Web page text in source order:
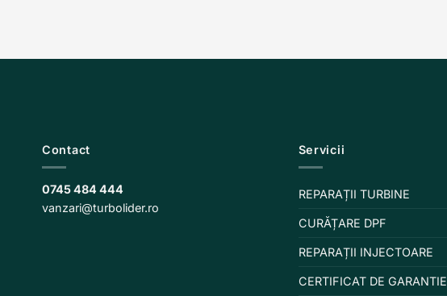
Contact
0745 484 444
vanzari@turbolider.ro
Servicii
REPARAȚII TURBINE
CURĂȚARE DPF
REPARAȚII INJECTOARE
CERTIFICAT DE GARANTIE